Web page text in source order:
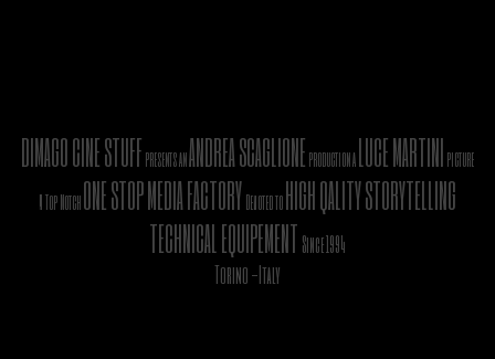
DIMAGO CINE STUFFpresents anANDREA SCAGLIONEproduction aLUCE MARTINIpicture
A Top NotchONE STOP MEDIA FACTORYDevoted toHIGH QALITY STORYTELLING
TECHNICAL EQUIPEMENT Since 1994
Torino -Italy